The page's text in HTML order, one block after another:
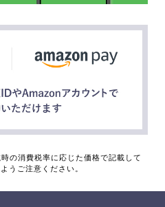
の消費税率に応じた価格で記載して
うご注意ください。